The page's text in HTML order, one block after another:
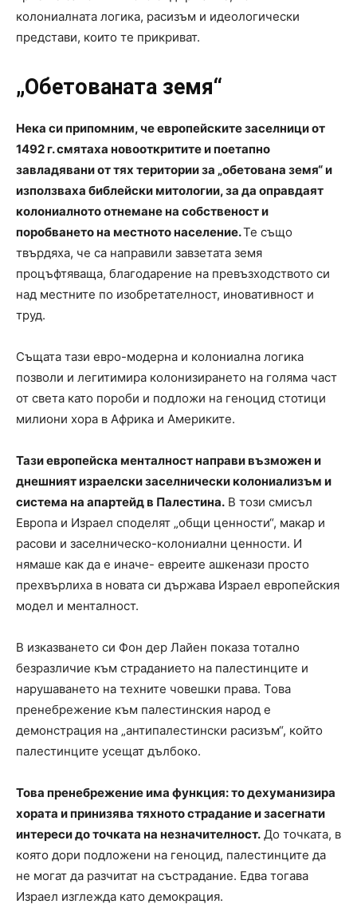
колониалната логика, расизъм и идеологически
представи, които те прикриват.
„Обетованата земя“
Нека си припомним, че европейските заселници от
1492 г. смятаха новооткритите и поетапно
завладявани от тях територии за „обетована земя“ и
използваха библейски митологии, за да оправдаят
колониалното отнемане на собственост и
поробването на местното население.Те също
твърдяха, че са направили завзетата земя
процъфтяваща, благодарение на превъзходството си
над местните по изобретателност, иновативност и
труд.
Същата тази евро-модерна и колониална логика
позволи и легитимира колонизирането на голяма част
от света като пороби и подложи на геноцид стотици
милиони хора в Африка и Америките.
Тази европейска менталност направи възможен и
днешният израелски заселнически колониализъм и
система на апартейд в Палестина. В този смисъл
Европа и Израел споделят „общи ценности“, макар и
расови и заселническо-колониални ценности. И
нямаше как да е иначе- евреите ашкенази просто
прехвърлиха в новата си държава Израел европейския
модел и менталност.
В изказването си Фон дер Лайен показа тотално
безразличие към страданието на палестинците и
нарушаването на техните човешки права. Това
пренебрежение към палестинския народ е
демонстрация на „антипалестински расизъм“, който
палестинците усещат дълбоко.
Това пренебрежение има функция: то дехуманизира
хората и принизява тяхното страдание и засегнати
интереси до точката на незначителност. До точката, в
която дори подложени на геноцид, палестинците да
не могат да разчитат на състрадание. Едва тогава
Израел изглежда като демокрация.